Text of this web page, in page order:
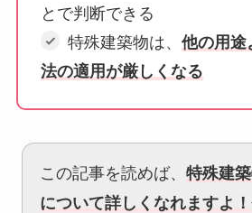
とで判断できる
特殊建築物は、 他の用途
法の適用が厳しくなる
この記事を読めば、 特殊建
について詳しくなれますよ！